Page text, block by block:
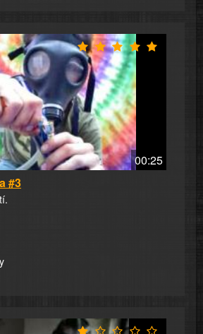
00:25
#3